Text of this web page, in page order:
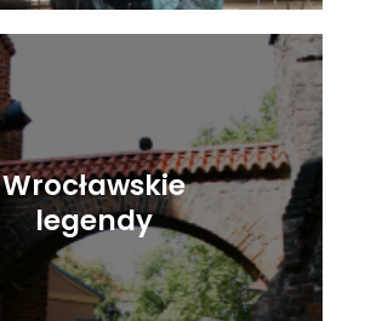
Wrocławskie
legendy